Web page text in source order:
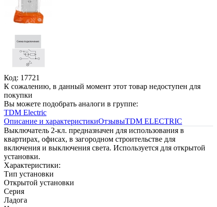
Код: 17721
К сожалению, в данный момент этот товар недоступен для
покупки
Вы можете подобрать аналоги в группе:
TDM Electric
Описание и характеристикиОтзывыTDM ЕLECTRIC
Выключатель 2-кл. предназначен для использования в
квартирах, офисах, в загородном строительстве для
включения и выключения света. Используется для открытой
установки.
Характеристики:
Тип установки
Открытой установки
Серия
Ладога